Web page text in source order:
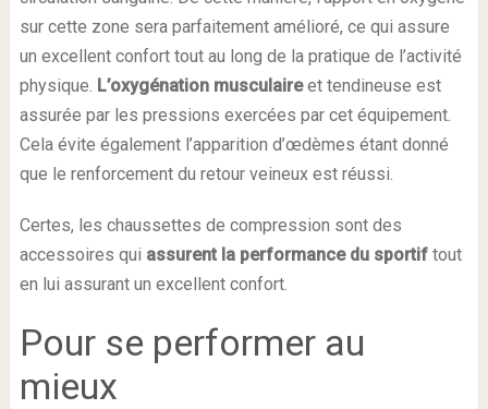
sur cette zone sera parfaitement amélioré, ce qui assure
un excellent confort tout au long de la pratique de l’activité
physique. L’oxygénation musculaireet tendineuse est
assurée par les pressions exercées par cet équipement.
Cela évite également l’apparition d’œdèmes étant donné
que le renforcement du retour veineux est réussi.
Certes, les chaussettes de compression sont des
accessoires qui assurent la performance du sportiftout
en lui assurant un excellent confort.
Pour se performer au
mieux